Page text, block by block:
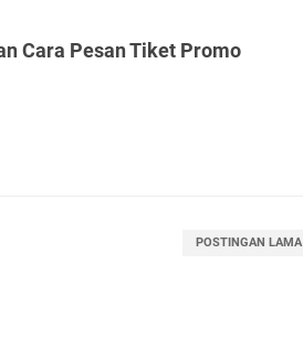
Cara Pesan Tiket Promo
POSTINGAN LAMA